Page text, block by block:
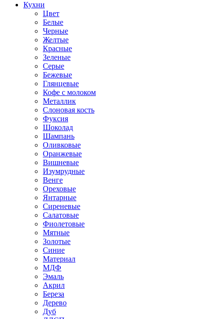
Кухни
Цвет
Белые
Черные
Желтые
Красные
Зеленые
Серые
Бежевые
Глянцевые
Кофе с молоком
Металлик
Слоновая кость
Фуксия
Шоколад
Шампань
Оливковые
Оранжевые
Вишневые
Изумрудные
Венге
Ореховые
Янтарные
Сиреневые
Салатовые
Фиолетовые
Мятные
Золотые
Синие
Материал
МДФ
Эмаль
Акрил
Береза
Дерево
Дуб